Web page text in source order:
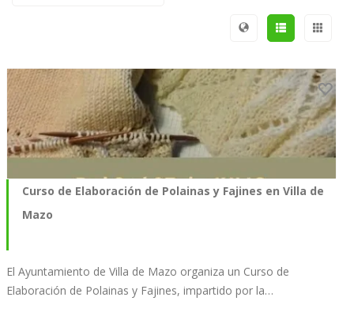
Curso de Elaboración de Polainas y Fajines en Villa de
Mazo
El Ayuntamiento de Villa de Mazo organiza un Curso de
Elaboración de Polainas y Fajines, impartido por la…